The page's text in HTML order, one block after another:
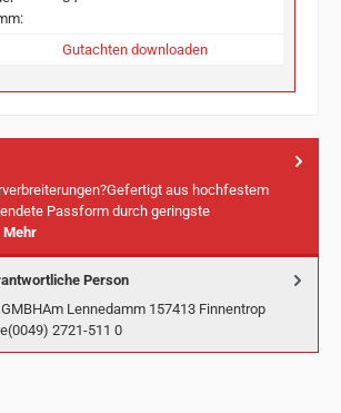
Gutachten downloaden
aus hochfestem
Passform durch geringste
Mehr
Person
GMBHAm Lennedamm 157413 Finnentrop
2721-511 0